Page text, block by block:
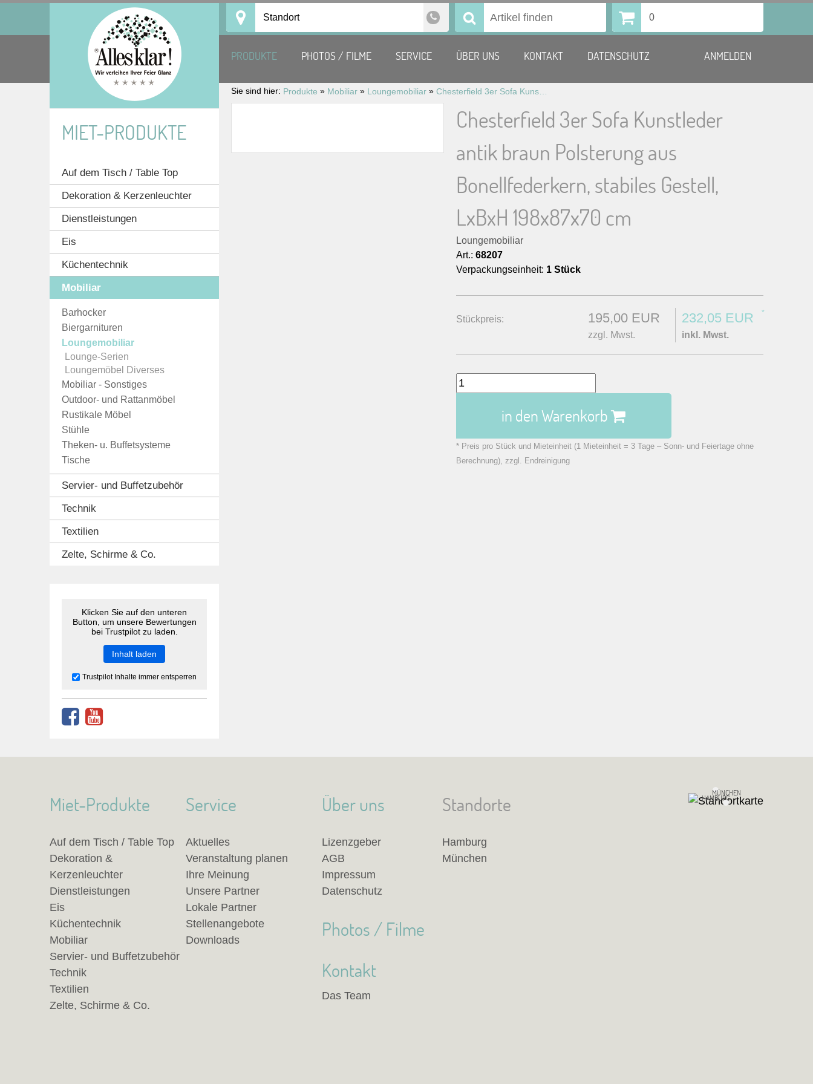
Standort Suchen 0
PRODUKTE PHOTOS / FILME SERVICE ÜBER UNS KONTAKT DATENSCHUTZ ANMELDEN
Sie sind hier: Produkte » Mobiliar » Loungemobiliar »
Chesterfield 3er Sofa Kunstleder
antik braun Polsterung aus
Bonellfederkern, stabiles Gestell,
LxBxH 198x87x70 cm
Loungemobiliar
Art.: 68207
Verpackungseinheit: 1 Stück
Stückpreis: 195,00 EUR
zzgl. Mwst.
232,05 EUR *
inkl. Mwst.
in den Warenkorb
* Preis pro Stück und Mieteinheit (1 Mieteinheit = 3 Tage – Sonn- und Feiertage ohne
Berechnung), zzgl. Endreinigung
MIET-PRODUKTE
Auf dem Tisch / Table Top
Dekoration & Kerzenleuchter
Dienstleistungen
Eis
Küchentechnik
Mobiliar
Barhocker
Biergarnituren
Loungemobiliar
Lounge-Serien
Loungemöbel Diverses
Mobiliar - Sonstiges
Outdoor- und Rattanmöbel
Rustikale Möbel
Stühle
Theken- u. Buffetsysteme
Tische
Servier- und Buffetzubehör
Technik
Textilien
Zelte, Schirme & Co.
Klicken Sie auf den unteren
Button, um unsere Bewertungen
bei Trustpilot zu laden.
Inhalt laden
Trustpilot Inhalte immer entsperren
Standorte
Hamburg
München
HAMBURG
MÜNCHEN
Miet-Produkte
Auf dem Tisch / Table Top
Dekoration &
Kerzenleuchter
Dienstleistungen
Eis
Küchentechnik
Mobiliar
Servier- und Buffetzubehör
Technik
Textilien
Zelte, Schirme & Co.
Service
Aktuelles
Veranstaltung planen
Ihre Meinung
Unsere Partner
Lokale Partner
Stellenangebote
Downloads
Über uns
Lizenzgeber
AGB
Impressum
Datenschutz
Photos / Filme
Kontakt
Das Team